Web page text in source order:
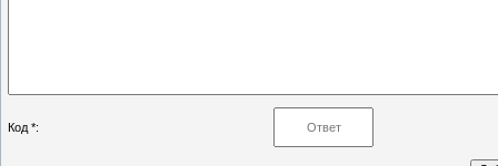
Код *: